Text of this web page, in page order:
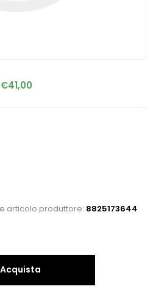
€41,00
articolo produttore: 8825173644
Acquista